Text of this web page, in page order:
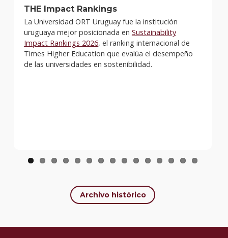
Archivo histórico
THE Impact Rankings
La Universidad ORT Uruguay fue la institución
uruguaya mejor posicionada en Sustainability
Impact Rankings 2026, el ranking internacional de
Times Higher Education que evalúa el desempeño
de las universidades en sostenibilidad.